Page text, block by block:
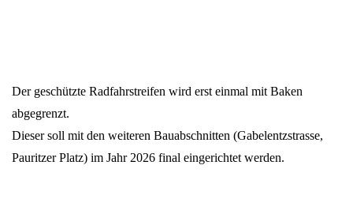
Der geschützte Radfahrstreifen wird erst einmal mit Baken
abgegrenzt.
Dieser soll mit den weiteren Bauabschnitten (Gabelentzstrasse,
Pauritzer Platz) im Jahr 2026 final eingerichtet werden.